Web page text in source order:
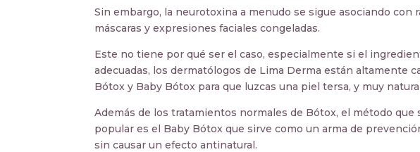
Sin embargo, la neurotoxina a menudo se sigue asociando con
máscaras y expresiones faciales congeladas.
Este no tiene por qué ser el caso, especialmente si el
adecuadas, los dermatólogos de Lima Derma están altamente
Bótox y Baby Bótox para que luzcas una piel tersa, y muy
Además de los tratamientos normales de Bótox, el método que
popular es el Baby Bótox que sirve como un arma de
sin causar un efecto antinatural.